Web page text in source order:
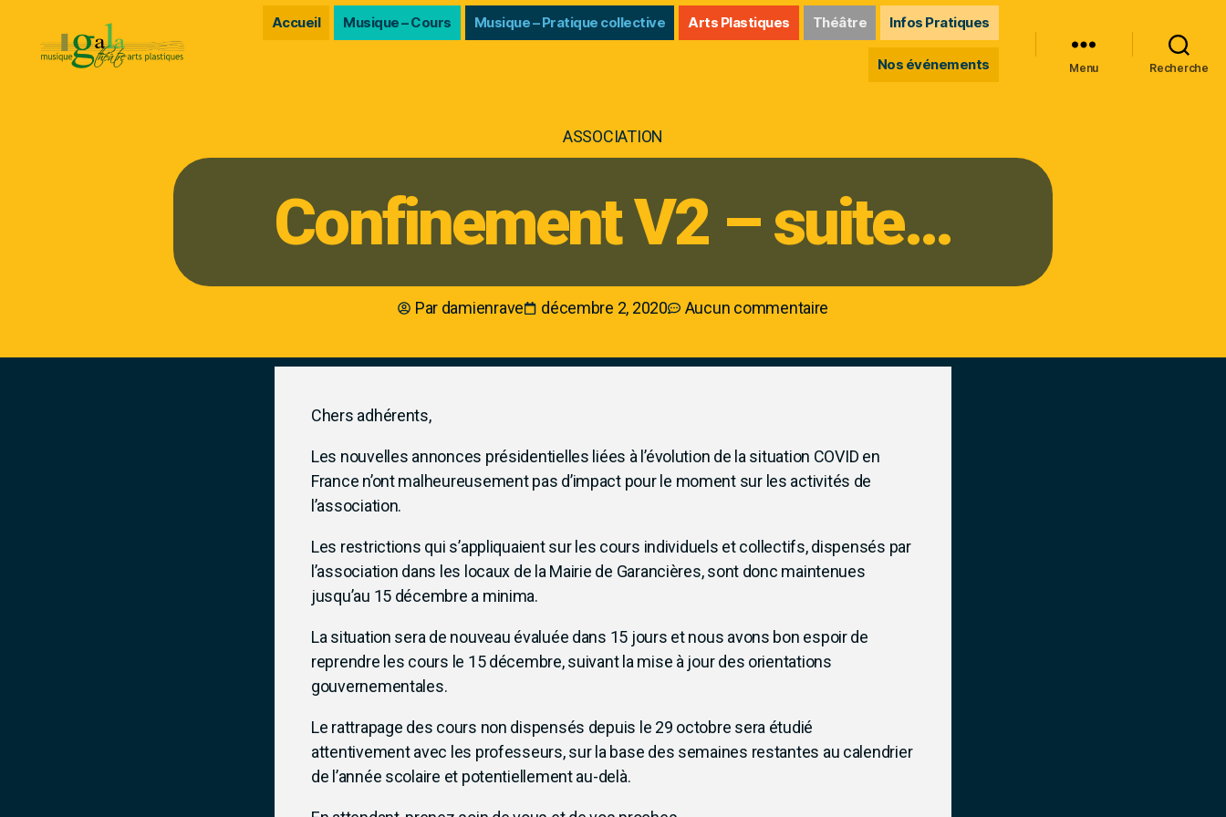
Accueil Musique – Cours Musique – Pratique collective Arts Plastiques Théâtre Infos Pratiques
Nos événements Menu Recherche
ASSOCIATION
Confinement V2 – suite…
Par damienrave décembre 2, 2020 Aucun commentaire
Chers adhérents,
Les nouvelles annonces présidentielles liées à l’évolution de la situation COVID en
France n’ont malheureusement pas d’impact pour le moment sur les activités de
l’association.
Les restrictions qui s’appliquaient sur les cours individuels et collectifs, dispensés par
l’association dans les locaux de la Mairie de Garancières, sont donc maintenues
jusqu’au 15 décembre a minima.
La situation sera de nouveau évaluée dans 15 jours et nous avons bon espoir de
reprendre les cours le 15 décembre, suivant la mise à jour des orientations
gouvernementales.
Le rattrapage des cours non dispensés depuis le 29 octobre sera étudié
attentivement avec les professeurs, sur la base des semaines restantes au calendrier
de l’année scolaire et potentiellement au-delà.